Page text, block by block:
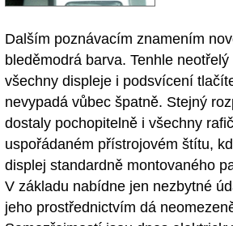
Dalším poznávacím znamením
bleděmodrá barva. Tenhle
všechny displeje i podsvícení
nevypadá vůbec špatně. Stejný
dostaly pochopitelně i všechny
uspořádaném přístrojovém štítu,
displej standardně montovaného
V základu nabídne jen nezbytné
jeho prostřednictvím dá